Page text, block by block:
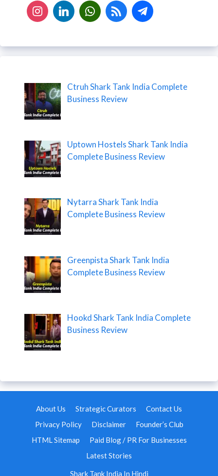
Ctruh Shark Tank India Complete
Business Review
Uptown Hostels Shark Tank India
Complete Business Review
Nytarra Shark Tank India
Complete Business Review
Greenpista Shark Tank India
Complete Business Review
Hookd Shark Tank India Complete
Business Review
About Us Strategic Curators
Contact Us
Privacy Policy
Disclaimer
Founder’s Club
HTML Sitemap
Paid Blog / PR For Businesses
Latest Stories
Shark Tank India In Hindi